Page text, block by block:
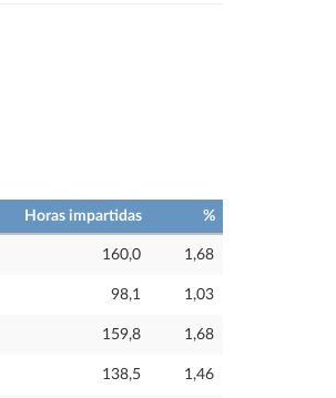
Horas impartidas %
160,0 1,68
98,1 1,03
159,8 1,68
138,5 1,46